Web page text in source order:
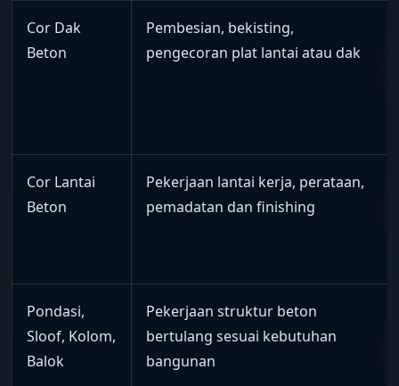
Cor Dak
Beton
Pembesian, bekisting,
pengecoran plat lantai atau dak
Cor Lantai
Beton
Pekerjaan lantai kerja, perataan,
pemadatan dan finishing
Pondasi,
Sloof, Kolom,
Balok
Pekerjaan struktur beton
bertulang sesuai kebutuhan
bangunan